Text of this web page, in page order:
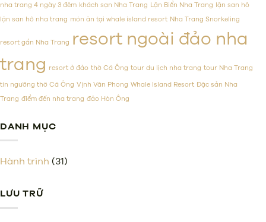
Việt
Nam
mọi
thực
nha trang 4 ngày 3 đêm khách sạn Nha Trang Lặn Biển Nha Trang lặn san hô
lặn san hô nha trang món ăn tại whale island resort Nha Trang Snorkeling
resort gần Nha Trang resort ngoài đảo nha
trang resort ở đảo thờ Cá Ông tour du lịch nha trang tour Nha Trang
tín ngưỡng thờ Cá Ông Vịnh Vân Phong Whale Island Resort Đặc sản Nha
Trang điểm đến nha trang đảo Hòn Ông
DANH MỤC
Hành trình (31)
LƯU TRỮ